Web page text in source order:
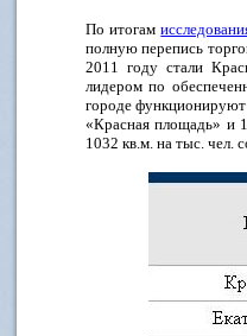
По итогам
полную перепись
2011 году стали
лидером по
городе
«Красная площадь» и
1032 кв.м. на тыс. чел.